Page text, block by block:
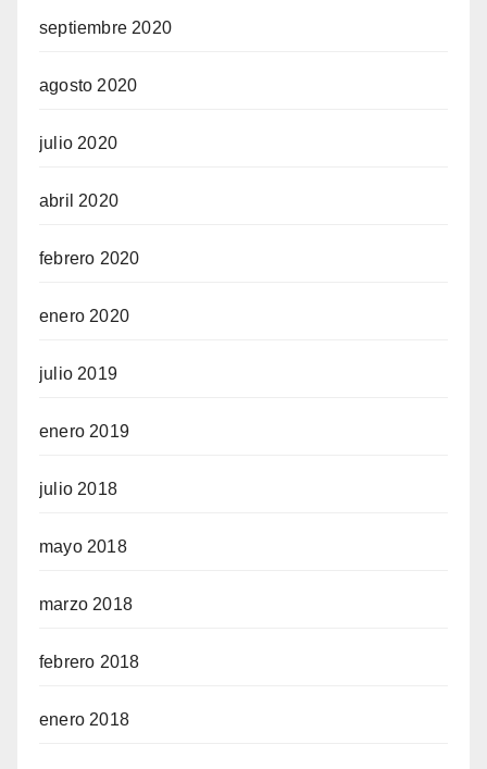
septiembre 2020
agosto 2020
julio 2020
abril 2020
febrero 2020
enero 2020
julio 2019
enero 2019
julio 2018
mayo 2018
marzo 2018
febrero 2018
enero 2018